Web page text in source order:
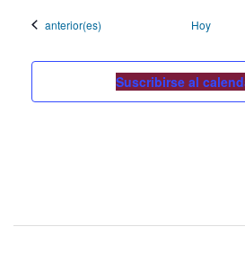
Eventos
anterior(es) Hoy
Suscribirse al